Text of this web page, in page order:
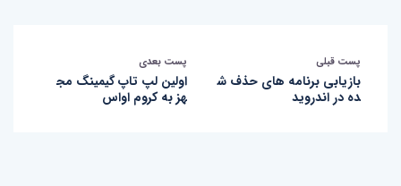
پست قبلی
بازیابی برنامه های حذف ش
ده در اندروید
پست بعدی
اولین لپ تاپ گیمینگ مج
هز به کروم اواس